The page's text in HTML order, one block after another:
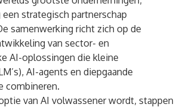
een strategisch partnerschap
samenwerking richt zich op de
van sector- en
AI-oplossingen die kleine
AI-agents en diepgaande
combineren.
van AI volwassener wordt, stappen